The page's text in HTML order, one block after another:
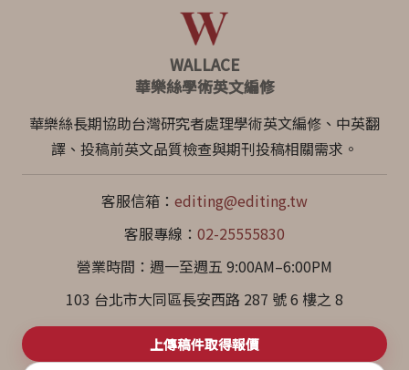
WALLACE
華樂絲學術英文編修
華樂絲長期協助台灣研究者處理學術英文編修、中英翻
譯、投稿前英文品質檢查與期刊投稿相關需求。
客服信箱： editing@editing.tw
客服專線： 02-25555830
營業時間：週一至週五 9:00AM–6:00PM
103 台北市大同區長安西路 287 號 6 樓之 8
上傳稿件取得報價